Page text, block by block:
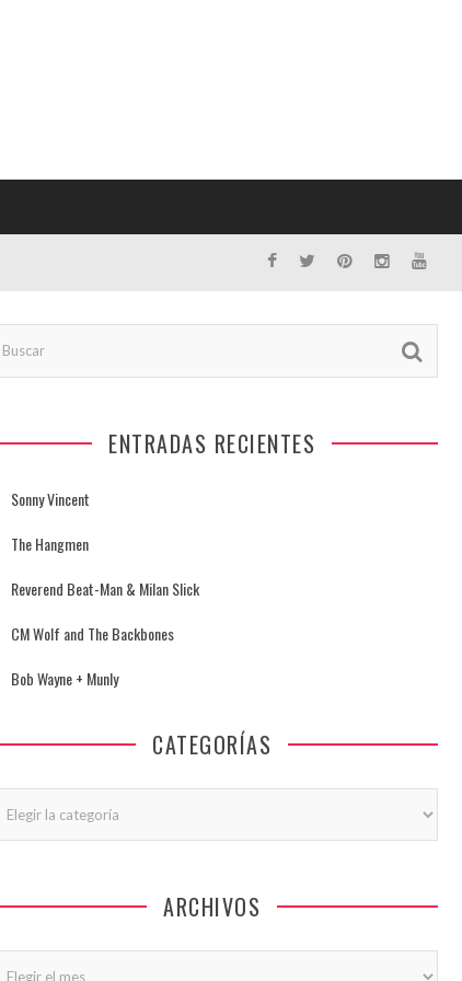
ENTRADAS RECIENTES
Sonny Vincent
The Hangmen
Reverend Beat-Man & Milan Slick
CM Wolf and The Backbones
Bob Wayne + Munly
CATEGORÍAS
ARCHIVOS